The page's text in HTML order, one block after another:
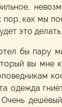
пор, как мы
это
бы пару
вы мне
одежда